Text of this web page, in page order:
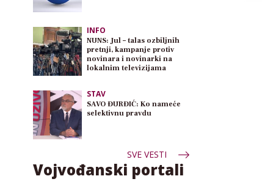
INFO
NUNS: Jul – talas ozbiljnih
pretnji, kampanje protiv
novinara i novinarki na
lokalnim televizijama
STAV
SAVO ĐURĐIĆ: Ko nameće
selektivnu pravdu
SVE VESTI
Vojvođanski portali